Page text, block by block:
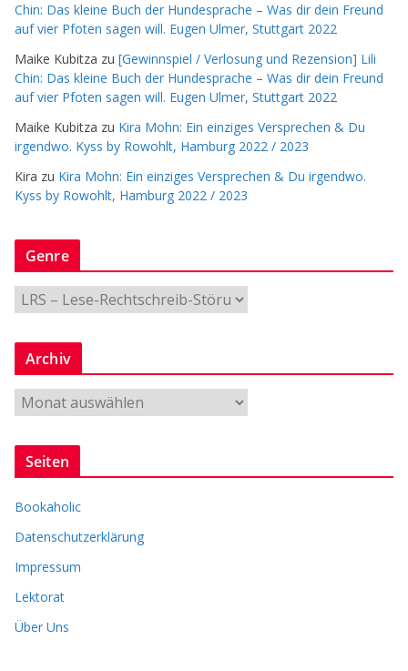
Chin: Das kleine Buch der Hundesprache – Was dir dein Freund
auf vier Pfoten sagen will. Eugen Ulmer, Stuttgart 2022
Maike Kubitza zu [Gewinnspiel / Verlosung und Rezension] Lili
Chin: Das kleine Buch der Hundesprache – Was dir dein Freund
auf vier Pfoten sagen will. Eugen Ulmer, Stuttgart 2022
Maike Kubitza zu Kira Mohn: Ein einziges Versprechen & Du
irgendwo. Kyss by Rowohlt, Hamburg 2022 / 2023
Kira zu Kira Mohn: Ein einziges Versprechen & Du irgendwo.
Kyss by Rowohlt, Hamburg 2022 / 2023
Genre
G
e
n
e
Archiv
r
c
v
Seiten
Bookaholic
Datenschutzerklärung
Impressum
Lektorat
Über Uns